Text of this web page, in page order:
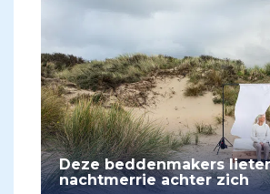
Deze beddenmakers
nachtmerrie achter zich